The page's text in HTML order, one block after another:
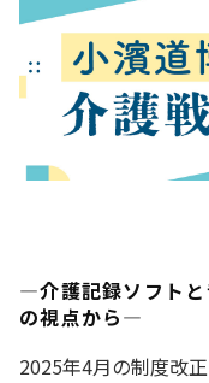
―介護記録ソフトと
の視点から―
2025年4月の制度改